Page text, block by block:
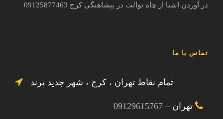
در آوردن اشیا از چاه توالت در پیشاهنگی کرج 09125877463
تماس با ما
تمام نقاط تهران ، کرج ، شهر جدید پرند
تهران – 09129615767